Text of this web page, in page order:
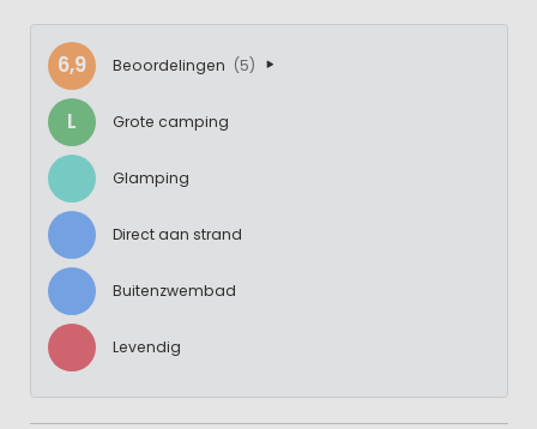
6,9 Beoordelingen (5)
L Grote camping
Glamping
Direct aan strand
Buitenzwembad
Levendig